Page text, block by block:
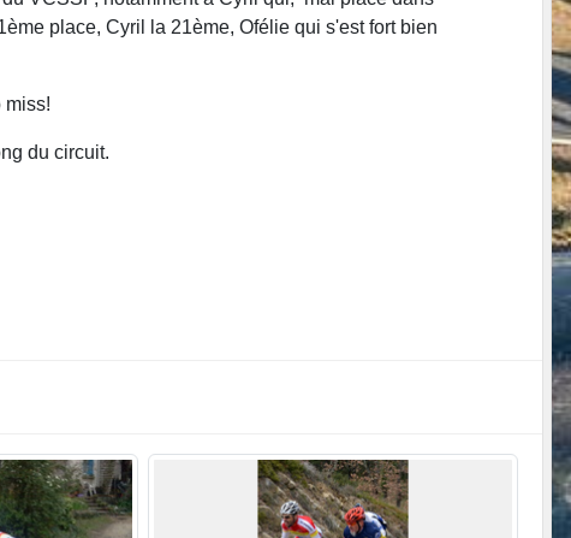
place, Cyril la 21ème, Ofélie qui s'est fort bien
miss!
du circuit.